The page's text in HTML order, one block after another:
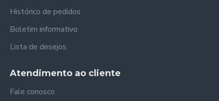
Histórico de pedidos
Boletim informativo
Lista de desejos
Atendimento ao cliente
Fale conosco